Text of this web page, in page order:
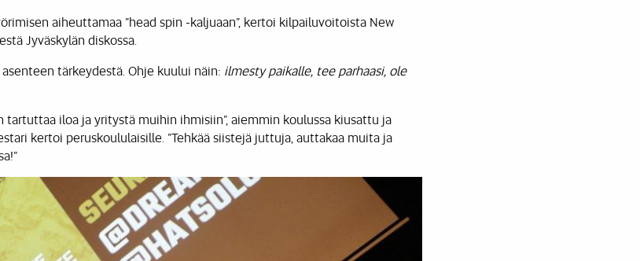
aiheuttamaa ”head spin -kaljuaan”, kertoi kilpailuvoitoista New
Jyväskylän diskossa.
tärkeydestä. Ohje kuului näin: ilmesty paikalle, tee parhaasi, ole
tartuttaa iloa ja yritystä muihin ihmisiin”, aiemmin koulussa kiusattu ja
kertoi peruskoululaisille. ”Tehkää siistejä juttuja, auttakaa muita ja